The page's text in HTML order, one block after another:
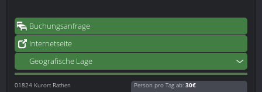
Buchungsanfrage
Internetseite
Geografische Lage
01824 Kurort Rathen
Person pro Tag ab: 30€